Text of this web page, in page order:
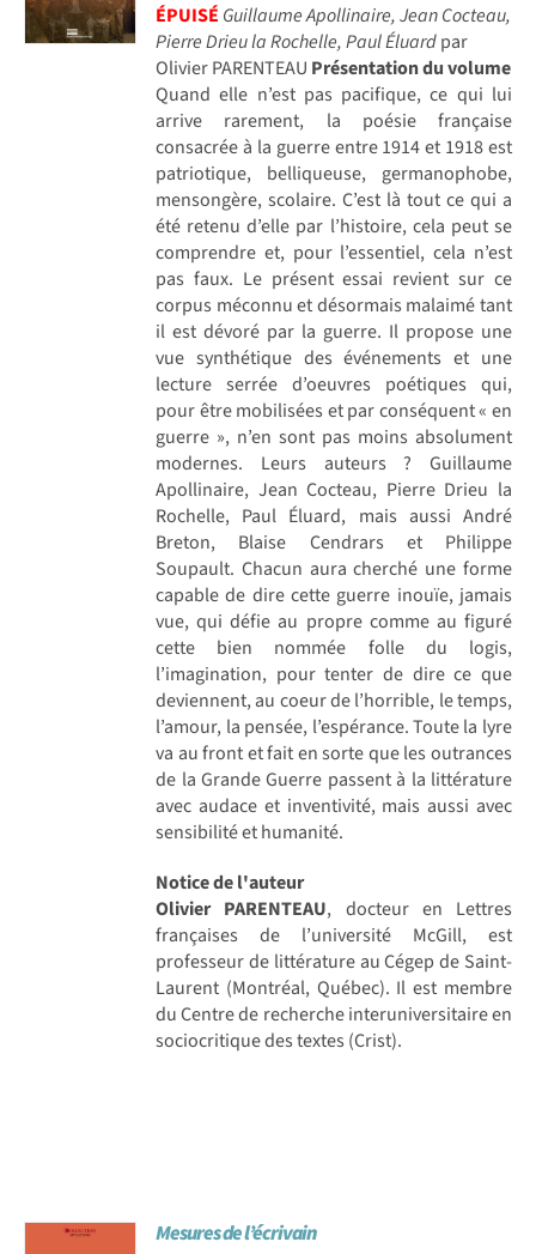
ÉPUISÉ Guillaume Apollinaire, Jean Cocteau,
Pierre Drieu la Rochelle, Paul Éluardpar
Olivier PARENTEAU Présentation du volume
Quand elle n’est pas pacifique, ce qui lui
arrive rarement, la poésie française
consacrée à la guerre entre 1914 et 1918 est
patriotique, belliqueuse, germanophobe,
mensongère, scolaire. C’est là tout ce qui a
été retenu d’elle par l’histoire, cela peut se
comprendre et, pour l’essentiel, cela n’est
pas faux. Le présent essai revient sur ce
corpus méconnu et désormais malaimé tant
il est dévoré par la guerre. Il propose une
vue synthétique des événements et une
lecture serrée d’oeuvres poétiques qui,
pour être mobilisées et par conséquent « en
guerre », n’en sont pas moins absolument
modernes. Leurs auteurs ? Guillaume
Apollinaire, Jean Cocteau, Pierre Drieu la
Rochelle, Paul Éluard, mais aussi André
Breton, Blaise Cendrars et Philippe
Soupault. Chacun aura cherché une forme
capable de dire cette guerre inouïe, jamais
vue, qui défie au propre comme au figuré
cette bien nommée folle du logis,
l’imagination, pour tenter de dire ce que
deviennent, au coeur de l’horrible, le temps,
l’amour, la pensée, l’espérance. Toute la lyre
va au front et fait en sorte que les outrances
de la Grande Guerre passent à la littérature
avec audace et inventivité, mais aussi avec
sensibilité et humanité.
Notice de l'auteur
Olivier PARENTEAU, docteur en Lettres
françaises de l’université McGill, est
professeur de littérature au Cégep de Saint-
Laurent (Montréal, Québec). Il est membre
du Centre de recherche interuniversitaire en
sociocritique des textes (Crist).
Mesures de l’écrivain